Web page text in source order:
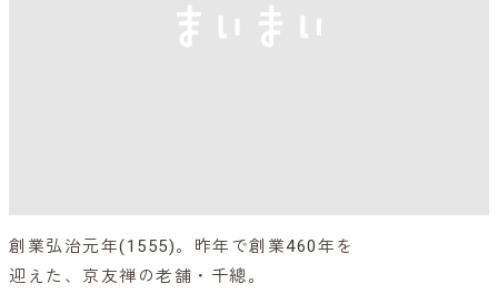
創業弘治元年(1555)。昨年で創業460年を
迎えた、京友禅の老舗・千總。